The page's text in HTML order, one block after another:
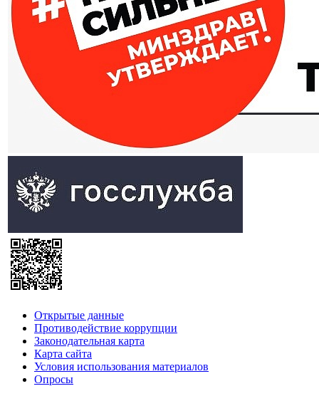
Открытые данные
Противодействие коррупции
Законодательная карта
Карта сайта
Условия использования материалов
Опросы